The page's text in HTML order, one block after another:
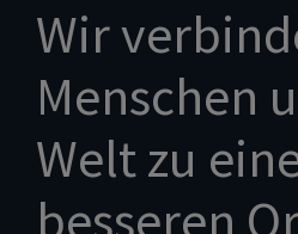
Wir
Menschen
Welt zu
besseren